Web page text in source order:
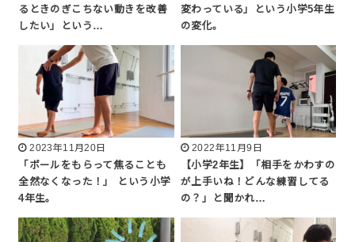
るときのぎこちない動きを改善
したい」という…
変わっている」という小学5年生
の変化。
2023年11月20日
「ボールをもらって焦ることも
全然なくなった！」 という小学
4年生。
2022年11月9日
【小学2年生】「相手をかわすの
が上手いね！どんな練習してる
の？」と聞かれ…